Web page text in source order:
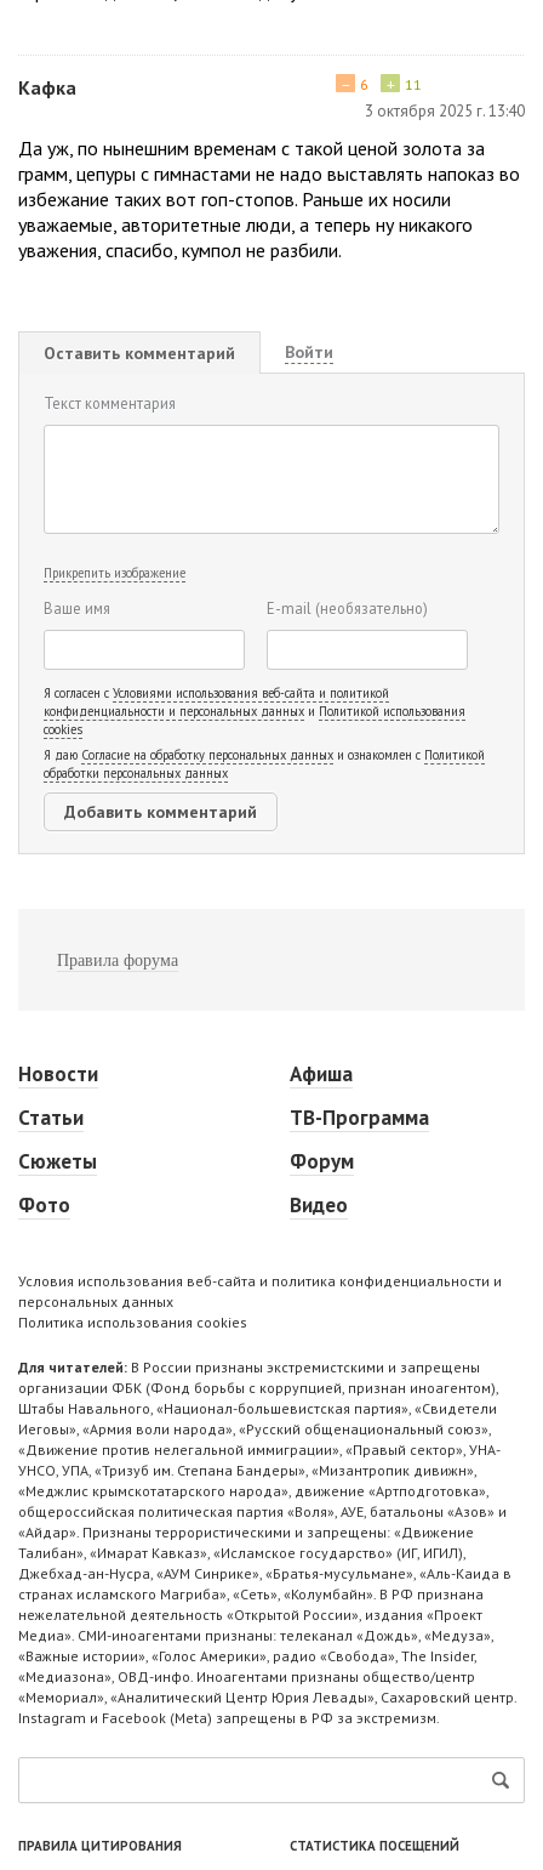
Кафка + 11
− 6
3 октября 2025 г. 13:40
Да уж, по нынешним временам с такой ценой золота за
грамм, цепуры с гимнастами не надо выставлять напоказ во
избежание таких вот гоп-стопов. Раньше их носили
уважаемые, авторитетные люди, а теперь ну никакого
уважения, спасибо, кумпол не разбили.
Оставить комментарий Войти
Текст комментария
Прикрепить изображение
Ваше имя E-mail (необязательно)
Я согласен с Условиями использования веб-сайта и политикой
конфиденциальности и персональных данных и Политикой использования
cookies
Я даю Согласие на обработку персональных данных и ознакомлен с Политикой
обработки персональных данных
Правила форума
Новости
Статьи
Сюжеты
Фото
Афиша
ТВ-Программа
Форум
Видео
Условия использования веб-сайта и политика конфиденциальности и
персональных данных
Политика использования cookies
Для читателей: В России признаны экстремистскими и запрещены
организации ФБК (Фонд борьбы с коррупцией, признан иноагентом),
Штабы Навального, «Национал-большевистская партия», «Свидетели
Иеговы», «Армия воли народа», «Русский общенациональный союз»,
«Движение против нелегальной иммиграции», «Правый сектор», УНА-
УНСО, УПА, «Тризуб им. Степана Бандеры», «Мизантропик дивижн»,
«Меджлис крымскотатарского народа», движение «Артподготовка»,
общероссийская политическая партия «Воля», АУЕ, батальоны «Азов» и
«Айдар». Признаны террористическими и запрещены: «Движение
Талибан», «Имарат Кавказ», «Исламское государство» (ИГ, ИГИЛ),
Джебхад-ан-Нусра, «АУМ Синрике», «Братья-мусульмане», «Аль-Каида в
странах исламского Магриба», «Сеть», «Колумбайн». В РФ признана
нежелательной деятельность «Открытой России», издания «Проект
Медиа». СМИ-иноагентами признаны: телеканал «Дождь», «Медуза»,
«Важные истории», «Голос Америки», радио «Свобода», The Insider,
«Медиазона», ОВД-инфо. Иноагентами признаны общество/центр
«Мемориал», «Аналитический Центр Юрия Левады», Сахаровский центр.
Instagram и Facebook (Metа) запрещены в РФ за экстремизм.
ПРАВИЛА ЦИТИРОВАНИЯ СТАТИСТИКА ПОСЕЩЕНИЙ